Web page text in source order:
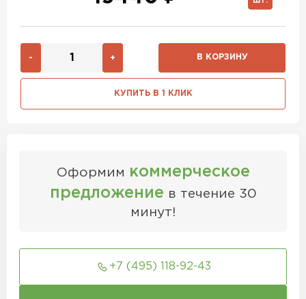
ШТ.
- + В КОРЗИНУ
КУПИТЬ В 1 КЛИК
Оформим коммерческое
предложение в течение 30
минут!
+7 (495) 118-92-43